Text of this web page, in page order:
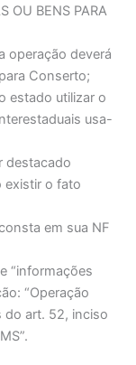
OU BENS PARA
operação deverá
Conserto;
estado utilizar o
usa-
destacado
existir o fato
em sua NF
“informações
“Operação
do art. 52, inciso